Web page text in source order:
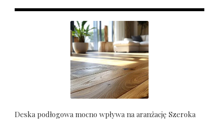
Deska podłogowa mocno wpływa na aranżację Szeroka